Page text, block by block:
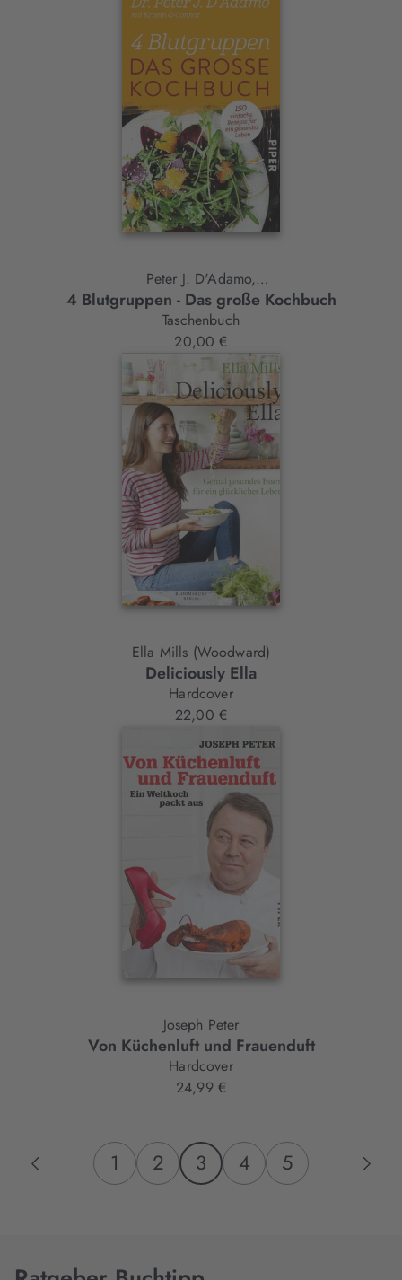
Peter J. D'Adamo,
Kristin O'Connor
4 Blutgruppen - Das große Kochbuch
Taschenbuch
20,00 €
Ella Mills (Woodward)
Deliciously Ella
Hardcover
22,00 €
Joseph Peter
Von Küchenluft und Frauenduft
Hardcover
24,99 €
1 2 3 4 5